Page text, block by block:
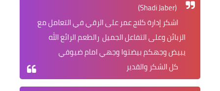
(Shadi Jaber)
اشكر إدارة كلاج عمر على الرقي في التعامل مع
الزبائن وعلى التفاعل الجميل رالطعم الرائع الله
يبيض وجهكم بيضتوا وجهي امام ضيوفي
كل الشكر والقدير